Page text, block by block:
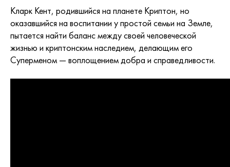
Кларк Кент, родившийся на планете Криптон, но
оказавшийся на воспитании у простой семьи на Земле,
пытается найти баланс между своей человеческой
жизнью и криптонским наследием, делающим его
Суперменом — воплощением добра и справедливости.